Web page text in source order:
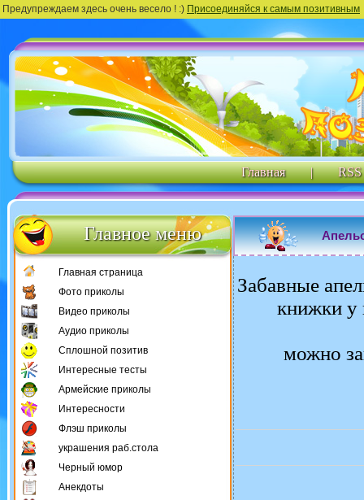
Предупреждаем здесь очень весело ! :) Присоединяйся к самым позитивным
Главная | RSS
Главное меню
Главная страница
Фото приколы
Видео приколы
Аудио приколы
Сплошной позитив
Интересные тесты
Армейские приколы
Интересности
Флэш приколы
украшения раб.стола
Черный юмор
Анекдоты
Забавные
книжки у
можно